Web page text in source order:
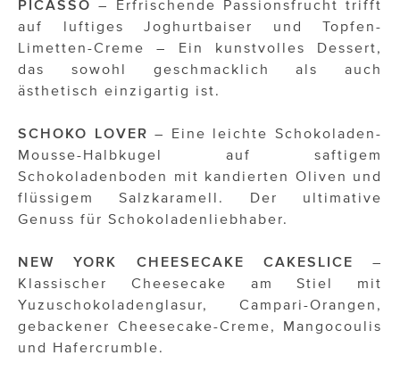
PICASSO – Erfrischende Passionsfrucht trifft
auf luftiges Joghurtbaiser und Topfen-
Limetten-Creme – Ein kunstvolles Dessert,
das sowohl geschmacklich als auch
ästhetisch einzigartig ist.
SCHOKO LOVER – Eine leichte Schokoladen-
Mousse-Halbkugel auf saftigem
Schokoladenboden mit kandierten Oliven und
flüssigem Salzkaramell. Der ultimative
Genuss für Schokoladenliebhaber.
NEW YORK CHEESECAKE CAKESLICE –
Klassischer Cheesecake am Stiel mit
Yuzuschokoladenglasur, Campari-Orangen,
gebackener Cheesecake-Creme, Mangocoulis
und Hafercrumble.